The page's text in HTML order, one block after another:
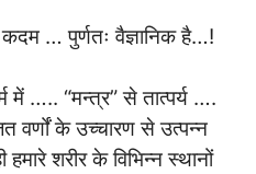
… पुर्णतः वैज्ञानिक है…!
में ….. “मन्त्र” से तात्पर्य ….
वर्णों के उच्चारण से उत्पन्न
शरीर के विभिन्न स्थानों